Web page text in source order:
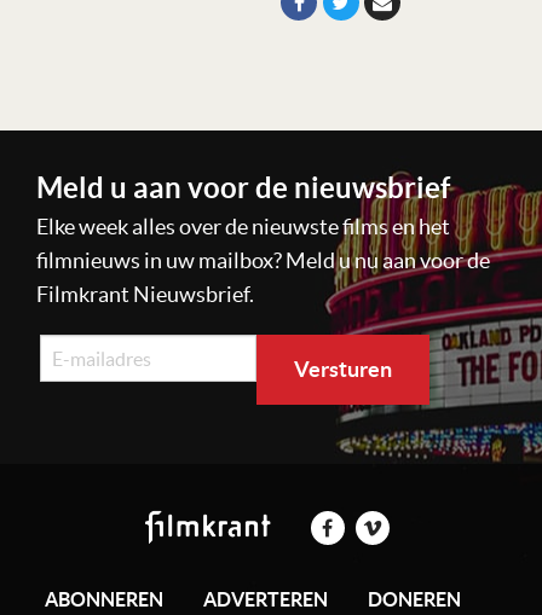
Meld u aan voor de nieuwsbrief
Elke week alles over de nieuwste films en het
filmnieuws in uw mailbox? Meld u nu aan voor de
Filmkrant Nieuwsbrief.
ABONNEREN ADVERTEREN DONEREN